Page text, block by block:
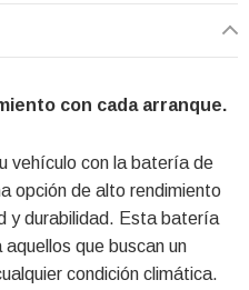
con cada arranque.
vehículo con la batería de
opción de alto rendimiento
y durabilidad. Esta batería
que buscan un
condición climática.